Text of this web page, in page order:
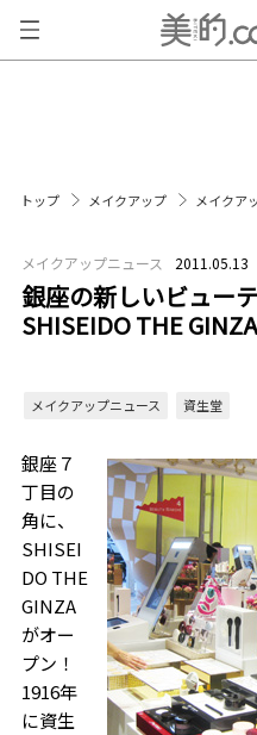
トップ メイクアップ メイクア
メイクアップニュース 2011.05.13
銀座の新しいビュー
SHISEIDO THE
メイクアップニュース 資生堂
銀座７
丁目の
角に、
SHISEI
DO THE
GINZA
がオー
プン！
1916年
に資生